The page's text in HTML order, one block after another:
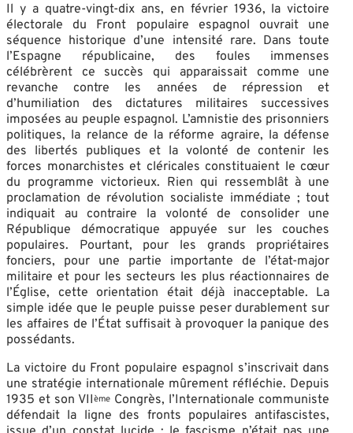
Il y a quatre-vingt-dix ans, en février 1936, la victoire
électorale du Front populaire espagnol ouvrait une
séquence historique d’une intensité rare. Dans toute
l’Espagne républicaine, des foules immenses
célébrèrent ce succès qui apparaissait comme une
revanche contre les années de répression et
d’humiliation des dictatures militaires successives
imposées au peuple espagnol. L’amnistie des prisonniers
politiques, la relance de la réforme agraire, la défense
des libertés publiques et la volonté de contenir les
forces monarchistes et cléricales constituaient le cœur
du programme victorieux. Rien qui ressemblât à une
proclamation de révolution socialiste immédiate ; tout
indiquait au contraire la volonté de consolider une
République démocratique appuyée sur les couches
populaires. Pourtant, pour les grands propriétaires
fonciers, pour une partie importante de l’état-major
militaire et pour les secteurs les plus réactionnaires de
l’Église, cette orientation était déjà inacceptable. La
simple idée que le peuple puisse peser durablement sur
les affaires de l’État suffisait à provoquer la panique des
possédants.
La victoire du Front populaire espagnol s’inscrivait dans
une stratégie internationale mûrement réfléchie. Depuis
1935 et son VIIème Congrès, l’Internationale communiste
défendait la ligne des fronts populaires antifascistes,